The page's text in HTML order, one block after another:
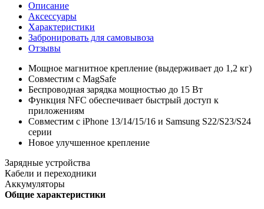
Описание
Аксессуары
Характеристики
Забронировать для самовывоза
Отзывы
Мощное магнитное крепление (выдерживает до 1,2 кг)
Совместим с MagSafe
Беспроводная зарядка мощностью до 15 Вт
Функция NFC обеспечивает быстрый доступ к
приложениям
Совместим с iPhone 13/14/15/16 и Samsung S22/S23/S24
серии
Новое улучшенное крепление
Зарядные устройства
Кабели и переходники
Аккумуляторы
Общие характеристики